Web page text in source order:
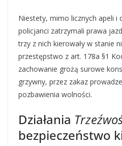
Niestety, mimo licznych apeli i
policjanci zatrzymali prawa
trzy z nich kierowały w stanie
przestępstwo z art. 178a §1
zachowanie grożą surowe
grzywny, przez zakaz
pozbawienia wolności.
Działania
bezpieczeństwo